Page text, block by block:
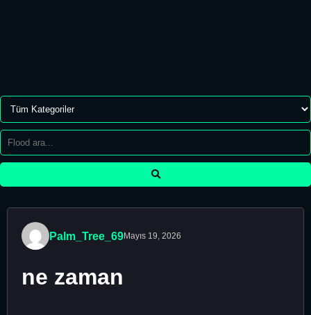
Palm_Tree_69Mayıs 19, 2026
ne zaman